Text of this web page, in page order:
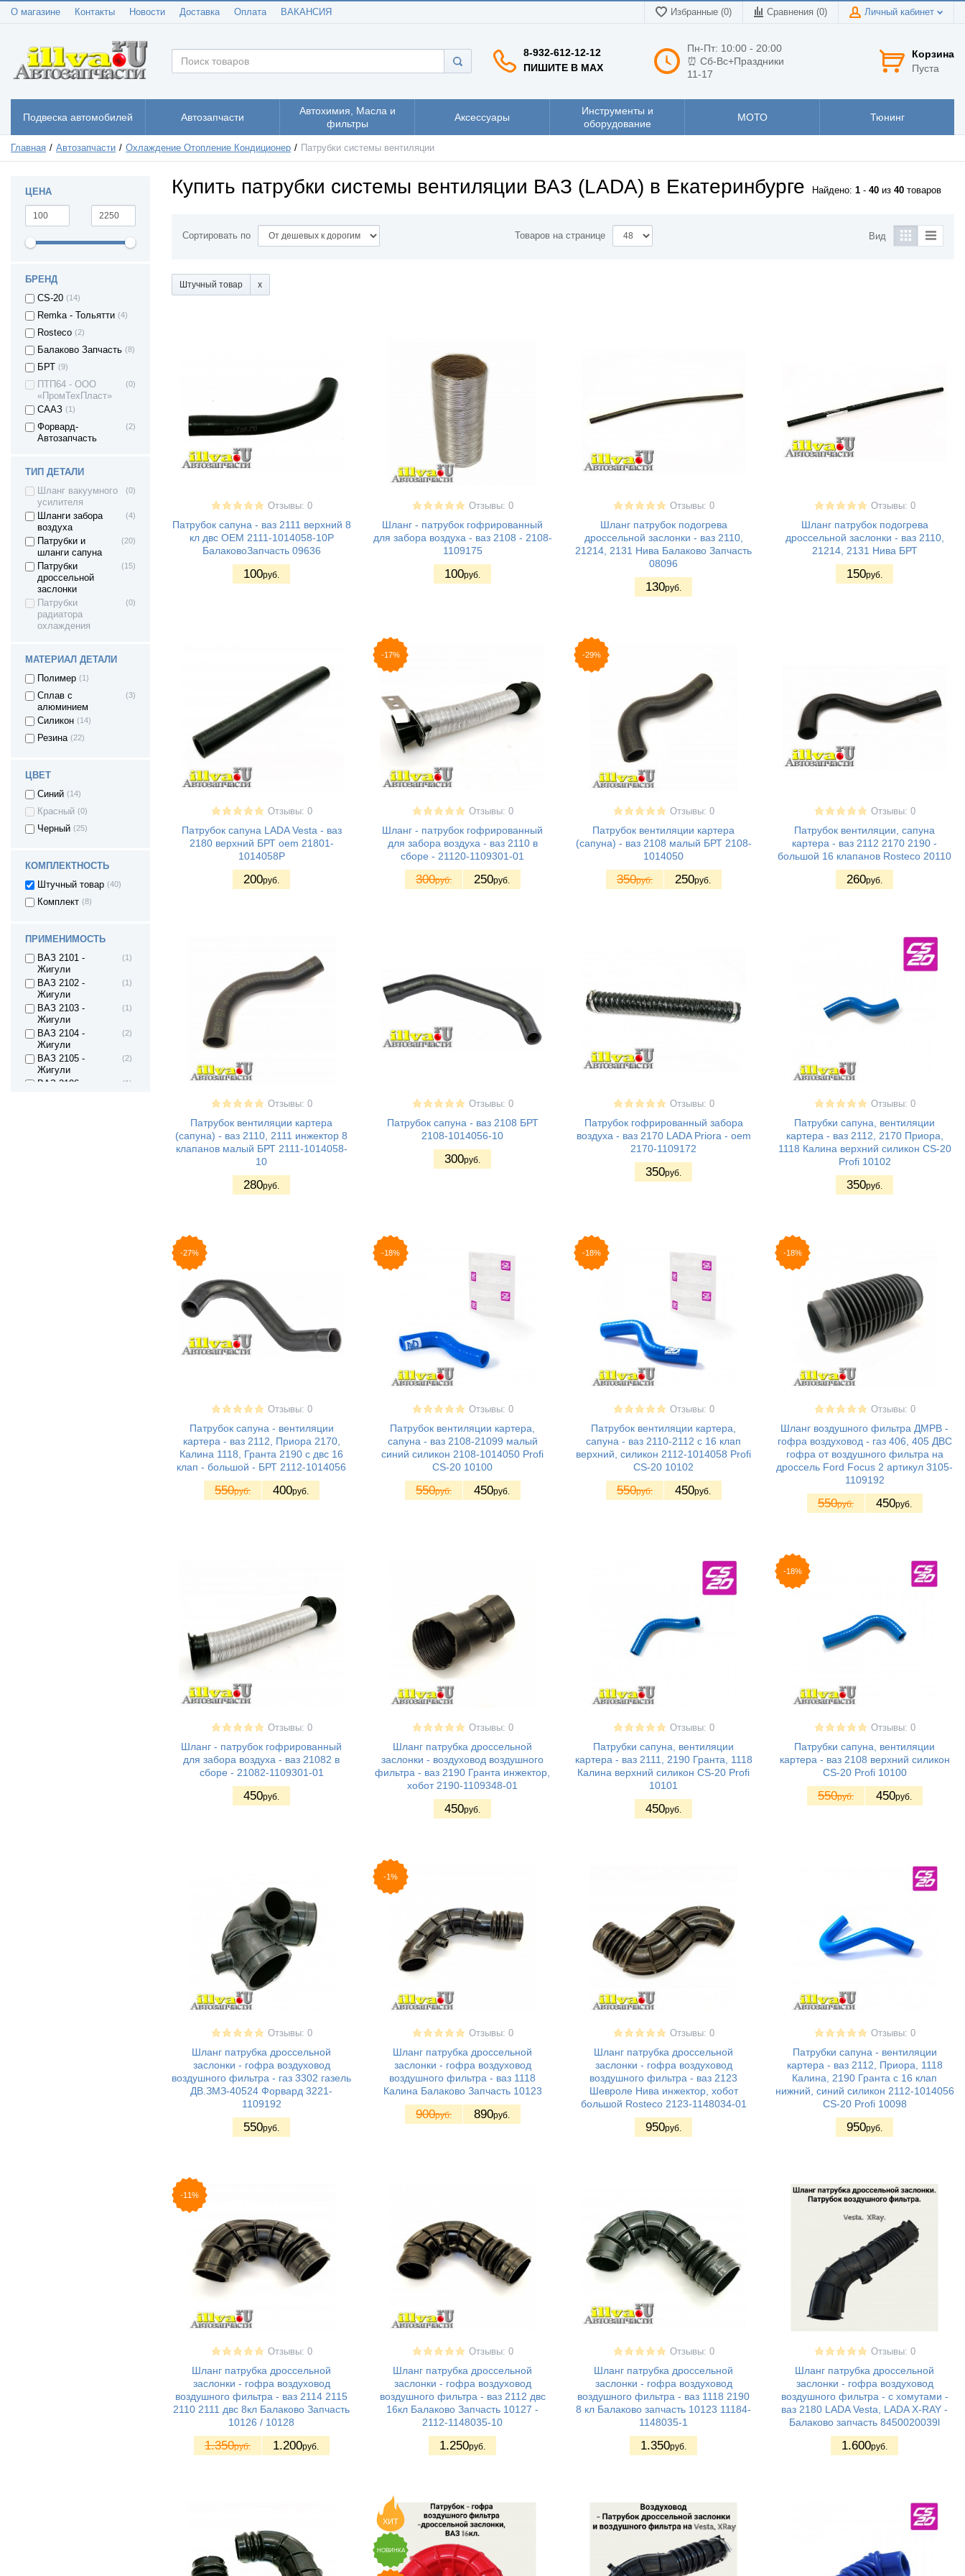
О магазине Контакты Новости Доставка Оплата ВАКАНСИЯ Избранные (0) Сравнения (0) Личный кабинет
8-932-612-12-12
ПИШИТЕ В MAX
Пн-Пт: 10:00 - 20:00
⏰ Сб-Вс+Праздники
11-17
Корзина
Пуста
Подвеска автомобилей Автозапчасти
Автохимия, Масла и
фильтры
Аксессуары
Инструменты и
оборудование
МОТО Тюнинг
Главная Автозапчасти Охлаждение Отопление Кондиционер Патрубки системы вентиляции
ЦЕНА
БРЕНД
CS-20 (14)
Remka - Тольятти (4)
Rosteco (2)
Балаково Запчасть (8)
БРТ (9)
ПТП64 - ООО
«ПромТехПласт»
(0)
СААЗ (1)
Форвард-
Автозапчасть
(2)
ТИП ДЕТАЛИ
Шланг вакуумного
усилителя
(0)
Шланги забора
воздуха
(4)
Патрубки и
шланги сапуна
(20)
Патрубки
дроссельной
заслонки
(15)
Патрубки
радиатора
охлаждения
(0)
МАТЕРИАЛ ДЕТАЛИ
Полимер (1)
Сплав с
алюминием
(3)
Силикон (14)
Резина (22)
ЦВЕТ
Синий (14)
Красный (0)
Черный (25)
КОМПЛЕКТНОСТЬ
Штучный товар (40)
Комплект (8)
ПРИМЕНИМОСТЬ
ВАЗ 2101 -
Жигули
(1)
ВАЗ 2102 -
Жигули
(1)
ВАЗ 2103 -
Жигули
(1)
ВАЗ 2104 -
Жигули
(2)
ВАЗ 2105 -
Жигули
(2)
ВАЗ 2106 -
(1)
Купить патрубки системы вентиляции ВАЗ (LADA) в Екатеринбурге Найдено: 1 - 40 из 40 товаров
Сортировать по Товаров на странице Вид
Штучный товар
Отзывы: 0
Патрубок сапуна - ваз 2111 верхний 8
кл двс OEM 2111-1014058-10Р
БалаковоЗапчасть 09636
100руб.
Отзывы: 0
Шланг - патрубок гофрированный
для забора воздуха - ваз 2108 - 2108-
1109175
100руб.
Отзывы: 0
Шланг патрубок подогрева
дроссельной заслонки - ваз 2110,
21214, 2131 Нива Балаково Запчасть
08096
130руб.
Отзывы: 0
Шланг патрубок подогрева
дроссельной заслонки - ваз 2110,
21214, 2131 Нива БРТ
150руб.
Отзывы: 0
Патрубок сапуна LADA Vesta - ваз
2180 верхний БРТ oem 21801-
1014058P
200руб.
-17%
Отзывы: 0
Шланг - патрубок гофрированный
для забора воздуха - ваз 2110 в
сборе - 21120-1109301-01
300руб. 250руб.
-29%
Отзывы: 0
Патрубок вентиляции картера
(сапуна) - ваз 2108 малый БРТ 2108-
1014050
350руб. 250руб.
Отзывы: 0
Патрубок вентиляции, сапуна
картера - ваз 2112 2170 2190 -
большой 16 клапанов Rosteco 20110
260руб.
Отзывы: 0
Патрубок вентиляции картера
(сапуна) - ваз 2110, 2111 инжектор 8
клапанов малый БРТ 2111-1014058-
10
280руб.
Отзывы: 0
Патрубок сапуна - ваз 2108 БРТ
2108-1014056-10
300руб.
Отзывы: 0
Патрубок гофрированный забора
воздуха - ваз 2170 LADA Priora - oem
2170-1109172
350руб.
Отзывы: 0
Патрубки сапуна, вентиляции
картера - ваз 2112, 2170 Приора,
1118 Калина верхний силикон CS-20
Profi 10102
350руб.
-27%
Отзывы: 0
Патрубок сапуна - вентиляции
картера - ваз 2112, Приора 2170,
Калина 1118, Гранта 2190 с двс 16
клап - большой - БРТ 2112-1014056
550руб. 400руб.
-18%
Отзывы: 0
Патрубок вентиляции картера,
сапуна - ваз 2108-21099 малый
синий силикон 2108-1014050 Profi
CS-20 10100
550руб. 450руб.
-18%
Отзывы: 0
Патрубок вентиляции картера,
сапуна - ваз 2110-2112 с 16 клап
верхний, силикон 2112-1014058 Profi
CS-20 10102
550руб. 450руб.
-18%
Отзывы: 0
Шланг воздушного фильтра ДМРВ -
гофра воздуховод - газ 406, 405 ДВС
гофра от воздушного фильтра на
дроссель Ford Focus 2 артикул 3105-
1109192
550руб. 450руб.
Отзывы: 0
Шланг - патрубок гофрированный
для забора воздуха - ваз 21082 в
сборе - 21082-1109301-01
450руб.
Отзывы: 0
Шланг патрубка дроссельной
заслонки - воздуховод воздушного
фильтра - ваз 2190 Гранта инжектор,
хобот 2190-1109348-01
450руб.
Отзывы: 0
Патрубки сапуна, вентиляции
картера - ваз 2111, 2190 Гранта, 1118
Калина верхний силикон CS-20 Profi
10101
450руб.
-18%
Отзывы: 0
Патрубки сапуна, вентиляции
картера - ваз 2108 верхний силикон
CS-20 Profi 10100
550руб. 450руб.
Отзывы: 0
Шланг патрубка дроссельной
заслонки - гофра воздуховод
воздушного фильтра - газ 3302 газель
ДВ.ЗМЗ-40524 Форвард 3221-
1109192
550руб.
-1%
Отзывы: 0
Шланг патрубка дроссельной
заслонки - гофра воздуховод
воздушного фильтра - ваз 1118
Калина Балаково Запчасть 10123
900руб. 890руб.
Отзывы: 0
Шланг патрубка дроссельной
заслонки - гофра воздуховод
воздушного фильтра - ваз 2123
Шевроле Нива инжектор, хобот
большой Rosteco 2123-1148034-01
950руб.
Отзывы: 0
Патрубки сапуна - вентиляции
картера - ваз 2112, Приора, 1118
Калина, 2190 Гранта с 16 клап
нижний, синий силикон 2112-1014056
CS-20 Profi 10098
950руб.
-11%
Отзывы: 0
Шланг патрубка дроссельной
заслонки - гофра воздуховод
воздушного фильтра - ваз 2114 2115
2110 2111 двс 8кл Балаково Запчасть
10126 / 10128
1.350руб. 1.200руб.
Отзывы: 0
Шланг патрубка дроссельной
заслонки - гофра воздуховод
воздушного фильтра - ваз 2112 двс
16кл Балаково Запчасть 10127 -
2112-1148035-10
1.250руб.
Отзывы: 0
Шланг патрубка дроссельной
заслонки - гофра воздуховод
воздушного фильтра - ваз 1118 2190
8 кл Балаково запчасть 10123 11184-
1148035-1
1.350руб.
Отзывы: 0
Шланг патрубка дроссельной
заслонки - гофра воздуховод
воздушного фильтра - с хомутами -
ваз 2180 LADA Vesta, LADA X-RAY -
Балаково запчасть 8450020039l
1.600руб.
ХИТ
НОВИНКА